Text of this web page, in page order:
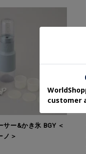
ー&かき氷 BGY ＜
ノ＞